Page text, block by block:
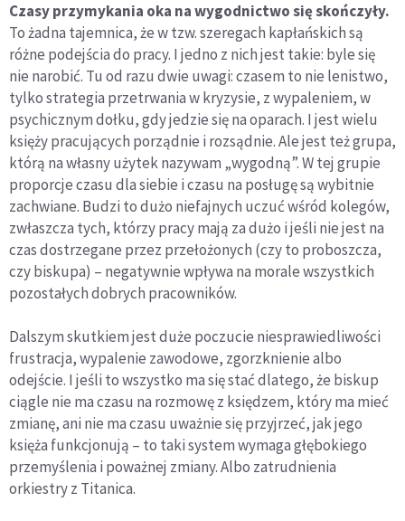
Czasy przymykania oka na wygodnictwo się skończyły.
To żadna tajemnica, że w tzw. szeregach kapłańskich są
różne podejścia do pracy. I jedno z nich jest takie: byle się
nie narobić. Tu od razu dwie uwagi: czasem to nie lenistwo,
tylko strategia przetrwania w kryzysie, z wypaleniem, w
psychicznym dołku, gdy jedzie się na oparach. I jest wielu
księży pracujących porządnie i rozsądnie. Ale jest też grupa,
którą na własny użytek nazywam „wygodną”. W tej grupie
proporcje czasu dla siebie i czasu na posługę są wybitnie
zachwiane. Budzi to dużo niefajnych uczuć wśród kolegów,
zwłaszcza tych, którzy pracy mają za dużo i jeśli nie jest na
czas dostrzegane przez przełożonych (czy to proboszcza,
czy biskupa) – negatywnie wpływa na morale wszystkich
pozostałych dobrych pracowników.
Dalszym skutkiem jest duże poczucie niesprawiedliwości
frustracja, wypalenie zawodowe, zgorzknienie albo
odejście. I jeśli to wszystko ma się stać dlatego, że biskup
ciągle nie ma czasu na rozmowę z księdzem, który ma mieć
zmianę, ani nie ma czasu uważnie się przyjrzeć, jak jego
księża funkcjonują – to taki system wymaga głębokiego
przemyślenia i poważnej zmiany. Albo zatrudnienia
orkiestry z Titanica.